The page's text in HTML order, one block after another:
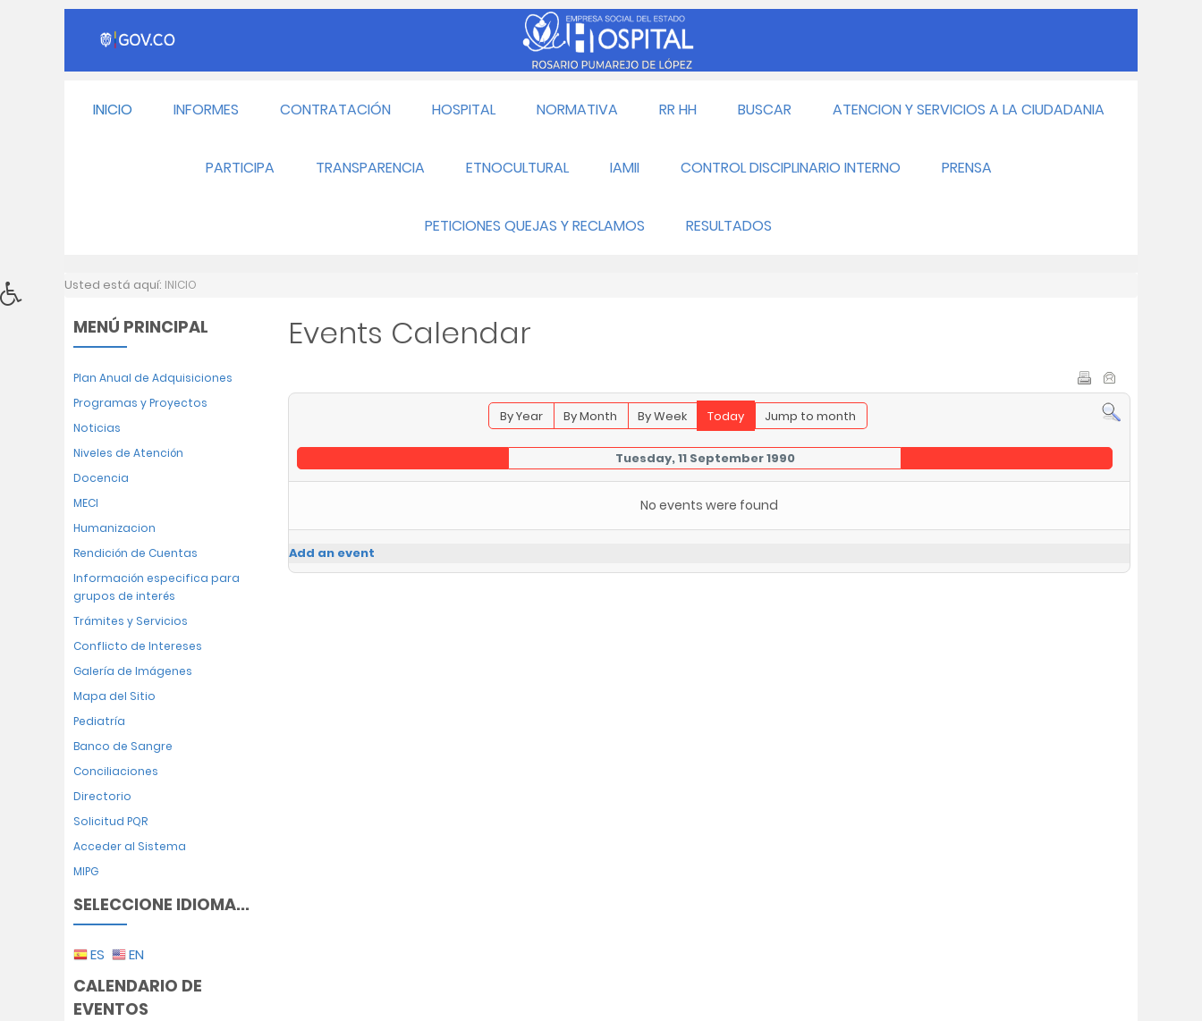
INICIO INFORMES CONTRATACIÓN HOSPITAL NORMATIVA RR HH BUSCAR ATENCION Y SERVICIOS A LA CIUDADANIA
PARTICIPA TRANSPARENCIA ETNOCULTURAL IAMII CONTROL DISCIPLINARIO INTERNO PRENSA
PETICIONES QUEJAS Y RECLAMOS RESULTADOS
Usted está aquí: INICIO
MENÚ PRINCIPAL
Plan Anual de Adquisiciones
Programas y Proyectos
Noticias
Niveles de Atención
Docencia
MECI
Humanizacion
Rendición de Cuentas
Información especifica para
grupos de interés
Trámites y Servicios
Conflicto de Intereses
Galería de Imágenes
Mapa del Sitio
Pediatría
Banco de Sangre
Conciliaciones
Directorio
Solicitud PQR
Acceder al Sistema
MIPG
SELECCIONE IDIOMA...
ES EN
CALENDARIO DE
EVENTOS
Events Calendar
By Year By Month By Week Today Jump to month
Tuesday, 11 September 1990
No events were found
Add an event